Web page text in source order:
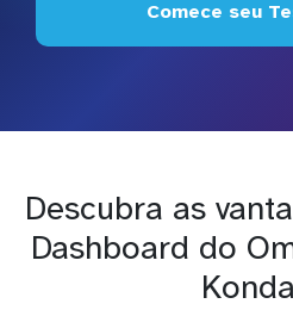
Comece seu
Descubra as
Dashboard do